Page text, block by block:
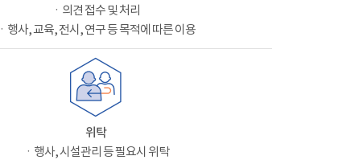
ㆍ의견 접수 및 처리
ㆍ행사, 교육, 전시, 연구 등 목적에 따른 이용
위탁
ㆍ행사, 시설관리 등 필요시 위탁